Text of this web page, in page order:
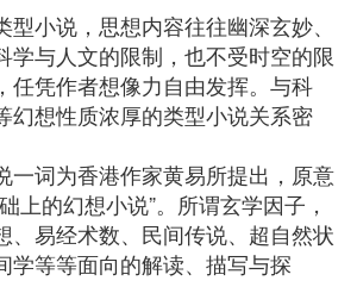
小说，思想内容往往幽深玄妙、
学与人文的限制，也不受时空的限
任凭作者想像力自由发挥。与科
幻想性质浓厚的类型小说关系密
一词为香港作家黄易所提出，原意
上的幻想小说”。所谓玄学因子，
、易经术数、民间传说、超自然状
学等等面向的解读、描写与探